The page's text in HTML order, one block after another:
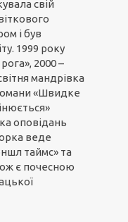
свій
і був
1999 року
2000 –
мандрівка
«Швидке
оповідань
веде
таймс» та
є почесною